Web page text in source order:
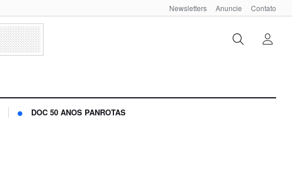
Newsletters Anuncie Contato
DOC 50 ANOS PANROTAS